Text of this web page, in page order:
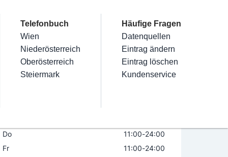
Kategorien
Friseur
Nägel
Haarentfernung
Make-Up
Für Unternehmer
Terminbuchung
Kostenlose Beratung
Top Branchen
Elektriker
Installateure
Maler & Lackierer
Branchen A-Z
Mein Firmeneintrag
Eintrag hinzufügen
Eintrag beanspruchen
Eintrag verwalten
Eintrag bewerben
Telefonbuch
Wien
Niederösterreich
Oberösterreich
Steiermark
Häufige Fragen
Datenquellen
Eintrag ändern
Eintrag löschen
Kundenservice
Tschugunow
Öffnungszeiten Jetzt geöffnet
Do
11:00-24:00
Fr
11:00-24:00